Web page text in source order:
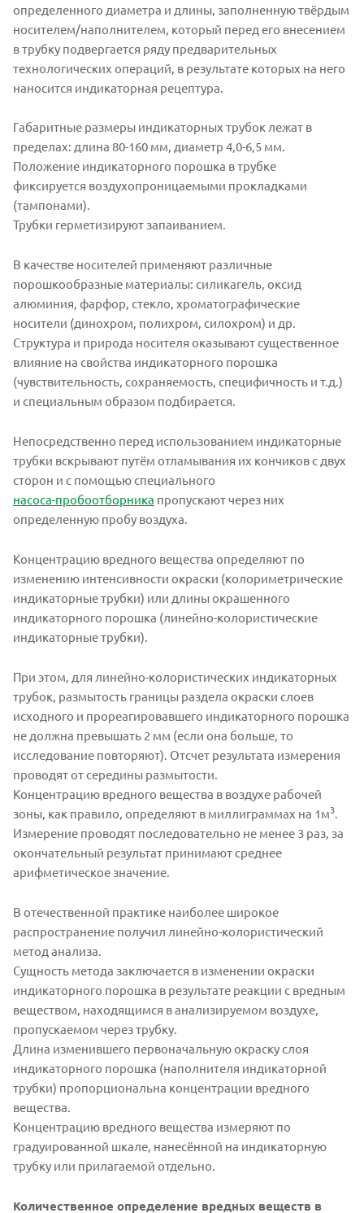
определенного диаметра и длины, заполненную твёрдым
носителем/наполнителем, который перед его внесением
в трубку подвергается ряду предварительных
технологических операций, в результате которых на него
наносится индикаторная рецептура.
Габаритные размеры индикаторных трубок лежат в
пределах: длина 80-160 мм, диаметр 4,0-6,5 мм.
Положение индикаторного порошка в трубке
фиксируется воздухопроницаемыми прокладками
(тампонами).
Трубки герметизируют запаиванием.
В качестве носителей применяют различные
порошкообразные материалы: силикагель, оксид
алюминия, фарфор, стекло, хроматографические
носители (динохром, полихром, силохром) и др.
Структура и природа носителя оказывают существенное
влияние на свойства индикаторного порошка
(чувствительность, сохраняемость, специфичность и т.д.)
и специальным образом подбирается.
Непосредственно перед использованием индикаторные
трубки вскрывают путём отламывания их кончиков с двух
сторон и с помощью специального
насоса-пробоотборника пропускают через них
определенную пробу воздуха.
Концентрацию вредного вещества определяют по
изменению интенсивности окраски (колориметрические
индикаторные трубки) или длины окрашенного
индикаторного порошка (линейно-колористические
индикаторные трубки).
При этом, для линейно-колористических индикаторных
трубок, размытость границы раздела окраски слоев
исходного и прореагировавшего индикаторного порошка
не должна превышать 2 мм (если она больше, то
исследование повторяют). Отсчет результата измерения
проводят от середины размытости.
Концентрацию вредного вещества в воздухе рабочей
зоны, как правило, определяют в миллиграммах на 1м3
Измерение проводят последовательно не менее 3 раз, за
окончательный результат принимают среднее
арифметическое значение.
В отечественной практике наиболее широкое
распространение получил линейно-колористический
метод анализа.
Сущность метода заключается в изменении окраски
индикаторного порошка в результате реакции с вредным
веществом, находящимся в анализируемом воздухе,
пропускаемом через трубку.
Длина изменившего первоначальную окраску слоя
индикаторного порошка (наполнителя индикаторной
трубки) пропорциональна концентрации вредного
вещества.
Концентрацию вредного вещества измеряют по
градуированной шкале, нанесённой на индикаторную
трубку или прилагаемой отдельно.
Количественное определение вредных веществ в